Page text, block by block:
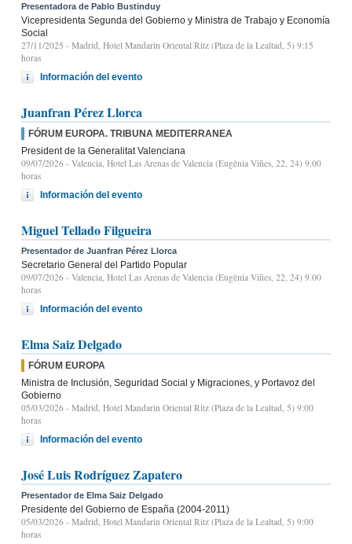
Presentadora de Pablo Bustinduy
Vicepresidenta Segunda del Gobierno y Ministra de Trabajo y Economía
Social
27/11/2025 - Madrid, Hotel Mandarin Oriental Ritz (Plaza de la Lealtad, 5) 9:15
horas
Información del evento
Juanfran Pérez Llorca
FÓRUM EUROPA. TRIBUNA MEDITERRANEA
President de la Generalitat Valenciana
09/07/2026 - Valencia, Hotel Las Arenas de Valencia (Eugènia Viñes, 22, 24) 9.00
horas
Información del evento
Miguel Tellado Filgueira
Presentador de Juanfran Pérez Llorca
Secretario General del Partido Popular
09/07/2026 - Valencia, Hotel Las Arenas de Valencia (Eugènia Viñes, 22, 24) 9.00
horas
Información del evento
Elma Saiz Delgado
FÓRUM EUROPA
Ministra de Inclusión, Seguridad Social y Migraciones, y Portavoz del
Gobierno
05/03/2026 - Madrid, Hotel Mandarin Oriental Ritz (Plaza de la Lealtad, 5) 9:00
horas
Información del evento
José Luis Rodríguez Zapatero
Presentador de Elma Saiz Delgado
Presidente del Gobierno de España (2004-2011)
05/03/2026 - Madrid, Hotel Mandarin Oriental Ritz (Plaza de la Lealtad, 5) 9:00
horas